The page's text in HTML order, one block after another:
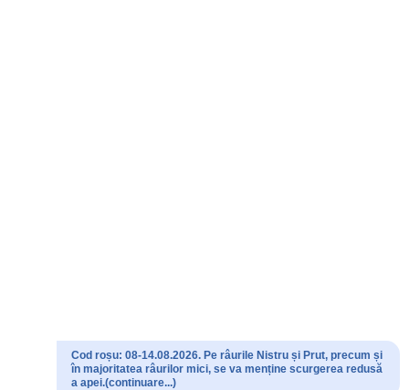
Cod roșu: 08-14.08.2026. Pe râurile Nistru și Prut, precum și
în majoritatea râurilor mici, se va menține scurgerea redusă
a apei.(continuare...)